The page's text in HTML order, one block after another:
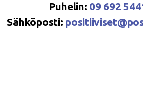
Puhelin: 09 692
Sähköposti: